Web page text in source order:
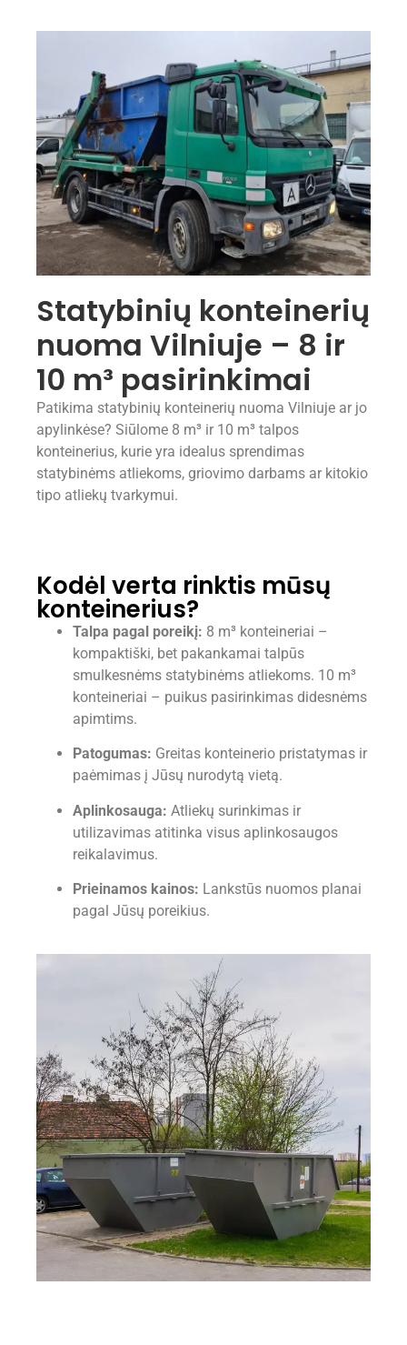
Statybinių konteinerių
nuoma Vilniuje – 8 ir
10 m³ pasirinkimai
Patikima statybinių konteinerių nuoma Vilniuje ar jo
apylinkėse? Siūlome 8 m³ ir 10 m³ talpos
konteinerius, kurie yra idealus sprendimas
statybinėms atliekoms, griovimo darbams ar kitokio
tipo atliekų tvarkymui.
Kodėl verta rinktis mūsų
konteinerius?
Talpa pagal poreikį: 8 m³ konteineriai –
kompaktiški, bet pakankamai talpūs
smulkesnėms statybinėms atliekoms. 10 m³
konteineriai – puikus pasirinkimas didesnėms
apimtims.
Patogumas: Greitas konteinerio pristatymas ir
paėmimas į Jūsų nurodytą vietą.
Aplinkosauga: Atliekų surinkimas ir
utilizavimas atitinka visus aplinkosaugos
reikalavimus.
Prieinamos kainos: Lankstūs nuomos planai
pagal Jūsų poreikius.